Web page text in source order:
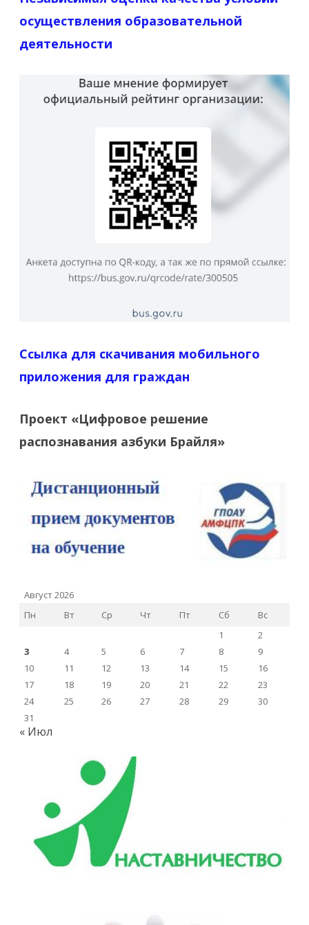
осуществления образовательной
деятельности
Ссылка для скачивания мобильного
приложения для граждан
Проект «Цифровое решение
распознавания азбуки Брайля»
Август 2026
Пн
Вт Ср Чт Пт Сб
Вс
1
2
3
4 5 6 7 8
9
10
11 12 13 14 15
16
17
18 19 20 21 22
23
24
25 26 27 28 29
30
31
« Июл